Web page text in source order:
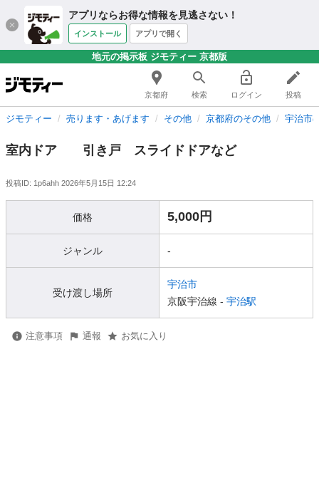
アプリならお得な情報を見逃さない！
インストール アプリで開く
地元の掲示板 ジモティー 京都版
京都府 検索 ログイン 投稿
ジモティー 売ります・あげます その他 京都府のその他 宇治市
室内ドア 引き戸 スライドドアなど
投稿ID: 1p6ahh 2026年5月15日 12:24
価格 5,000円
ジャンル -
受け渡し場所
宇治市
京阪宇治線 - 宇治駅
注意事項 通報 お気に入り